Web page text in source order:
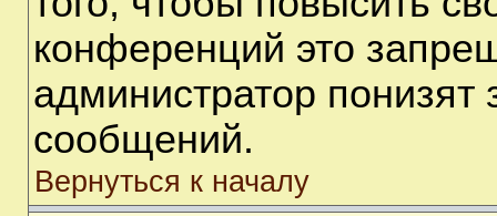
конференций это
администратор понизят
сообщений.
Вернуться к началу